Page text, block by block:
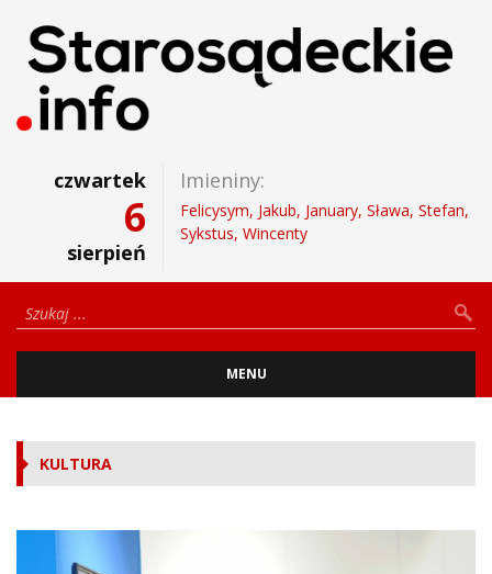
czwartek
6
sierpień
Imieniny:
Felicysym, Jakub, January, Sława, Stefan,
Sykstus, Wincenty
MENU
KULTURA